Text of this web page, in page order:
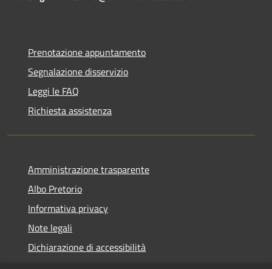
Prenotazione appuntamento
Segnalazione disservizio
Leggi le FAQ
Richiesta assistenza
Amministrazione trasparente
Albo Pretorio
Informativa privacy
Note legali
Dichiarazione di accessibilità